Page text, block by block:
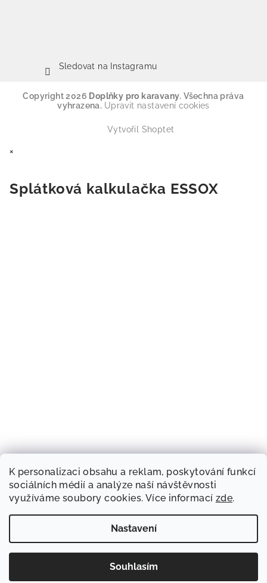
K personalizaci obsahu a reklam, poskytování funkcí
sociálních médií a analýze naší návštěvnosti
využíváme soubory cookies. Více informací zde.
Nastavení
Souhlasím
Sledovat na Instagramu
Copyright 2026 Doplňky pro karavany. Všechna práva
vyhrazena. Upravit nastavení cookies
Vytvořil Shoptet
×
Splátková kalkulačka ESSOX